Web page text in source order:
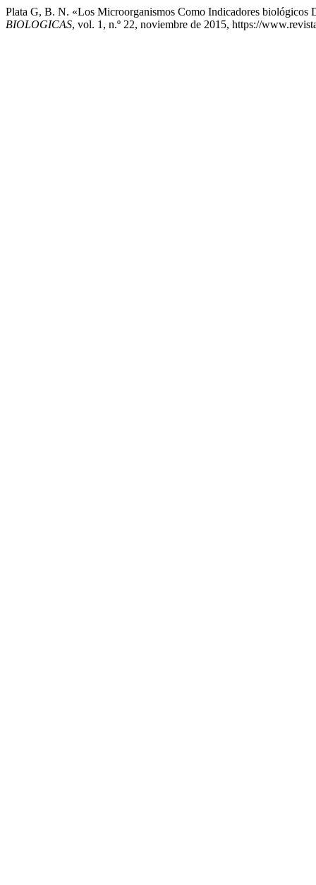
Plata G, B. N. «Los Microorganismos Como Indicadores biológicos
BIOLOGICAS, vol. 1, n.º 22, noviembre de 2015, https://